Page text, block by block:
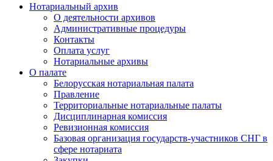
Нотариальный архив
О деятельности архивов
Административные процедуры
Контакты
Оплата услуг
Нотариальные архивы
О палате
Белорусская нотариальная палата
Правление
Территориальные нотариальные палаты
Дисциплинарная комиссия
Ревизионная комиссия
Базовая организация государств-участников СНГ в
сфере нотариата